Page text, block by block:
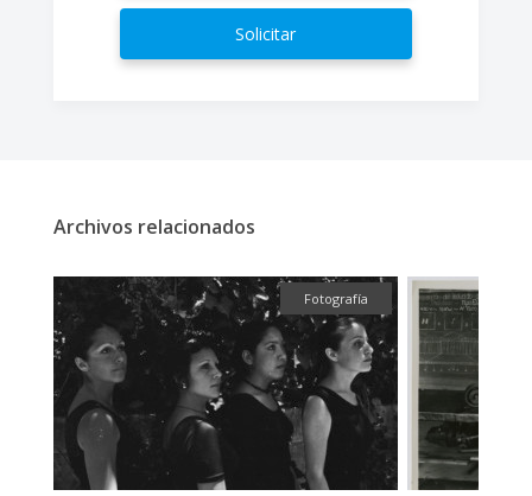
Solicitar
Archivos relacionados
Fotografía